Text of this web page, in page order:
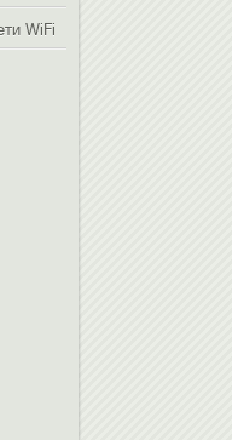
WiFi